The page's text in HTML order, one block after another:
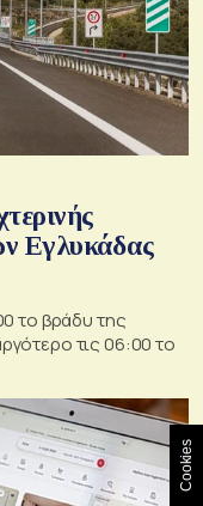
Εγλυκάδας
το βράδυ της
τις 06:00 το
Cookies